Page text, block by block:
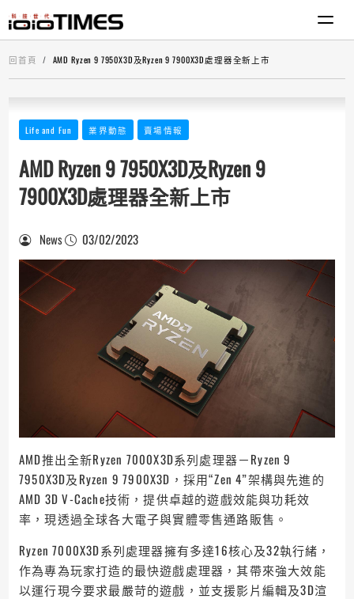
回首頁 AMD Ryzen 9 7950X3D及Ryzen 9 7900X3D處理器全新上市
Life and Fun 業界動態 賣場情報
AMD Ryzen 9 7950X3D及Ryzen 9
7900X3D處理器全新上市
News 03/02/2023
AMD推出全新Ryzen 7000X3D系列處理器－Ryzen 9
7950X3D及Ryzen 9 7900X3D，採用“Zen 4”架構與先進的
AMD 3D V-Cache技術，提供卓越的遊戲效能與功耗效
率，現透過全球各大電子與實體零售通路販售。
Ryzen 7000X3D系列處理器擁有多達16核心及32執行緒，
作為專為玩家打造的最快遊戲處理器，其帶來強大效能
以運行現今要求最嚴苛的遊戲，並支援影片編輯及3D渲